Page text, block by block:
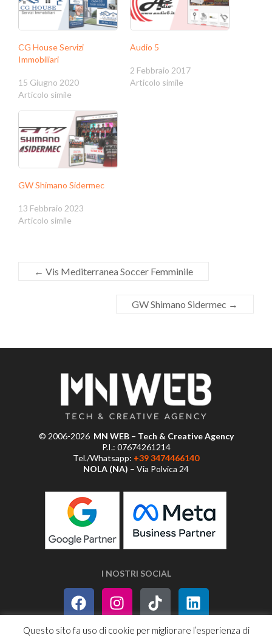
CG House Servizi
Immobiliari
15 Giugno 2020
Articolo simile
Audio 5
2 Febbraio 2017
Articolo simile
GW Shimano Sidermec
13 Febbraio 2023
Articolo simile
← Vis Mediterranea Soccer Femminile
GW Shimano Sidermec →
© 2006-2026 MN WEB – Tech & Creative Agency
P.I.: 07674261214
Tel./Whatsapp: +39 3474466140
NOLA (NA) – Via Polvica 24
I NOSTRI SOCIAL
Questo sito fa uso di cookie per migliorare l’esperienza di